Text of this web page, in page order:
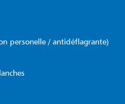
personelle / antidéflagrante)